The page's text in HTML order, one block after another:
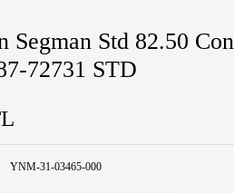
Segman Std 82.50
72731 STD
YNM-31-03465-000